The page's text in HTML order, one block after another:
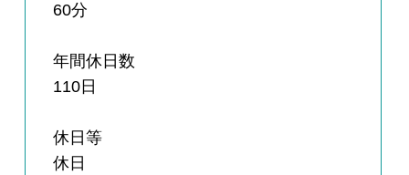
60分
年間休日数
110日
休日等
休日